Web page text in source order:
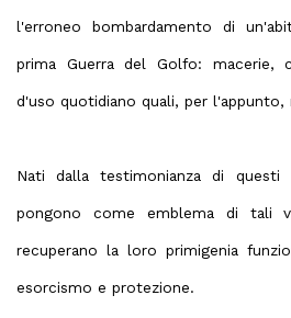
l'erroneo bombardamento di
prima Guerra del Golfo: macerie,
d'uso quotidiano quali, per l'appunto,
Nati dalla testimonianza di questi
pongono come emblema di tali
recuperano la loro primigenia
esorcismo e protezione.